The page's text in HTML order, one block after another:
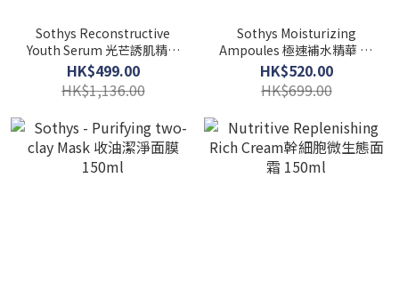
Sothys Reconstructive
Youth Serum 光芒誘肌精華
30ml
HK$499.00
HK$1,136.00
Sothys Moisturizing
Ampoules 極速補水精華 20
x 2ml
HK$520.00
HK$699.00